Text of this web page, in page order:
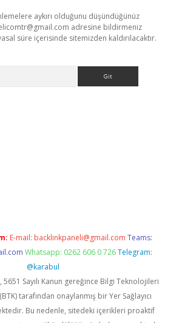
aykırı olduğunu düşündüğünüz
adresine bildirmeniz
süre içerisinde sitemizden kaldırılacaktır.
E-mail: backlinkpaneli@gmail.com Teams:
Whatsapp: 0262 606 0 726 Telegram:
@karabul
5651 Sayılı Kanun gereğince Bilgi Teknolojileri
tarafından onaylanmış bir Yer Sağlayıcı
Bu nedenle, sitedeki içerikleri proaktif